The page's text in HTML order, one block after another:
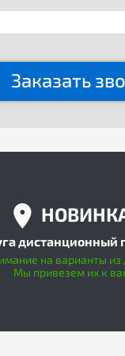
Заказать
дистанционный
на варианты из
Мы привезем их к